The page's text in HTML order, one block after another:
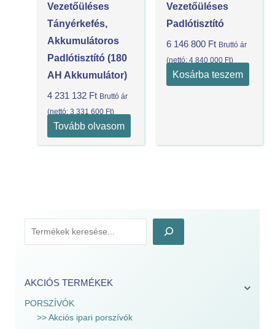
AKCIÓS TERMÉKEK
PORSZÍVÓK
>> Akciós ipari porszívók
Vezetőüléses
Tányérkefés,
Akkumulátoros
Padlótisztító (180
AH Akkumulátor)
4 231 132 Ft Bruttó ár
(nettó:3 331 600 Ft)
Tovább olvasom
Vezetőüléses
Padlótisztító
6 146 800 Ft Bruttó ár
(nettó: 4 840 000 Ft)
Kosárba teszem